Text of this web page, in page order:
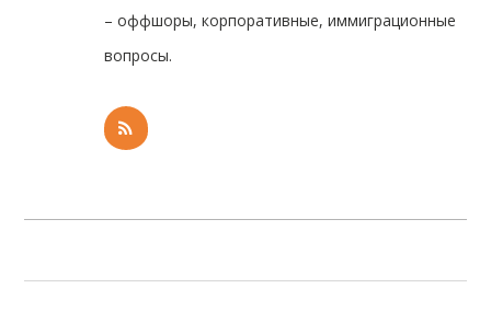
– оффшоры, корпоративные, иммиграционные
вопросы.